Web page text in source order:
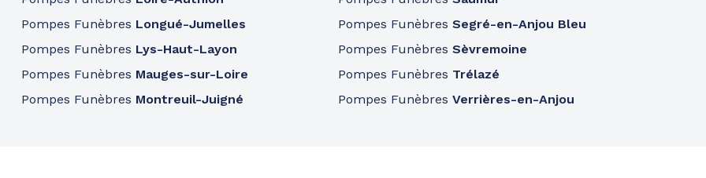
Pompes Funèbres Longué-Jumelles
Pompes Funèbres Lys-Haut-Layon
Pompes Funèbres Mauges-sur-Loire
Pompes Funèbres Montreuil-Juigné
Pompes FunèbresSegré-en-Anjou Bleu
Pompes FunèbresSèvremoine
Pompes Funèbres Trélazé
Pompes FunèbresVerrières-en-Anjou